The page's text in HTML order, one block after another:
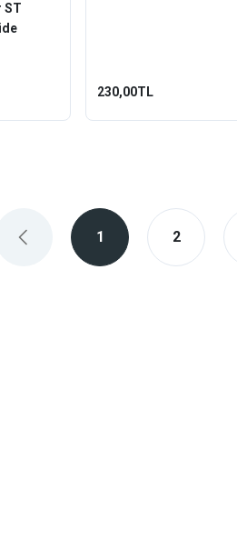
ST
230,00TL
1 2